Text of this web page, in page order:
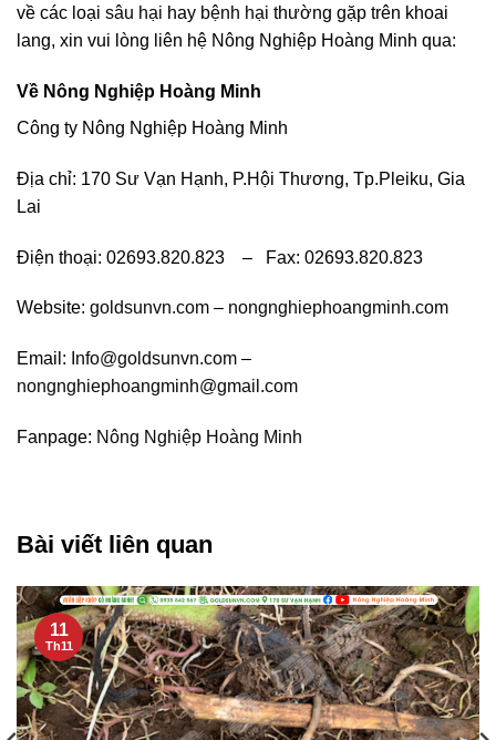
về các loại sâu hại hay bệnh hại thường gặp trên khoai
lang, xin vui lòng liên hệ Nông Nghiệp Hoàng Minh qua:
Về Nông Nghiệp Hoàng Minh
Công ty Nông Nghiệp Hoàng Minh
Địa chỉ: 170 Sư Vạn Hạnh, P.Hội Thương, Tp.Pleiku, Gia
Lai
Điện thoại: 02693.820.823 – Fax: 02693.820.823
Website: goldsunvn.com – nongnghiephoangminh.com
Email: Info@goldsunvn.com –
nongnghiephoangminh@gmail.com
Fanpage: Nông Nghiệp Hoàng Minh
Bài viết liên quan
11
Th11